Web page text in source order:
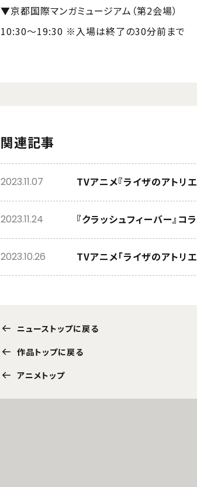
▼京都国際マンガミュージアム（第2会場）
10:30～19:30 ※入場は終了の30分前まで
関連記事
2023.11.07
『クラッシュフィーバー』コ
2023.11.24
TVアニメ「ライザのアトリ
2023.10.26
ニューストップに戻る
作品トップに戻る
アニメトップ